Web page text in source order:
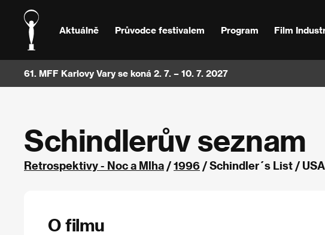
Aktuálně Průvodce festivalem Program Film
61. MFF Karlovy Vary se koná 2. 7. – 10. 7. 2027
Schindlerův seznam
Retrospektivy - Noc a Mlha /1996 / Schindler´s List /
O filmu